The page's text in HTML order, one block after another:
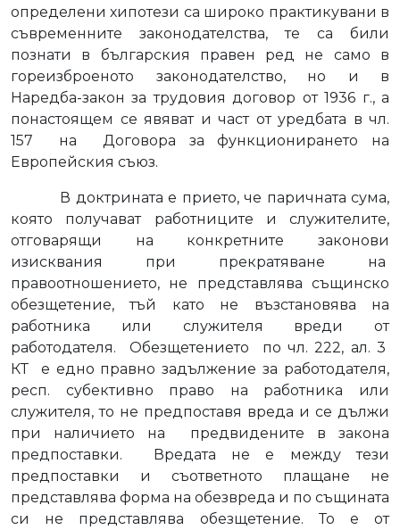
определени хипотези са широко практикувани в
съвременните законодателства, те са били
познати в българския правен ред не само в
гореизброеното законодателство, но и в
Наредба-закон за трудовия договор от 1936 г., а
понастоящем се явяват и част от уредбата в чл.
157
на
Договора за функционирането на
Европейския съюз.
В доктрината е прието, че паричната сума,
която получават работниците и служителите,
отговарящи на конкретните законови
изисквания при прекратяване на
правоотношението, не представлява същинско
обезщетение, тъй като не възстановява на
работника или служителя вреди от
работодателя.
Обезщетението
по чл. 222, ал. 3
КТ
е едно правно задължение за работодателя,
респ. субективно право на работника или
служителя, то не предпоставя вреда и се дължи
при наличието на
предвидените в закона
предпоставки.
Вредата не е между тези
предпоставки и съответното плащане не
представлява форма на обезвреда и по същината
си не представлява обезщетение. То е от